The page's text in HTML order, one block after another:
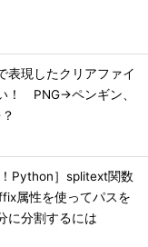
表現したクリアファイ
！ PNG→ペンギン、
Python］splitext関数
属性を使ってパスを
に分割するには